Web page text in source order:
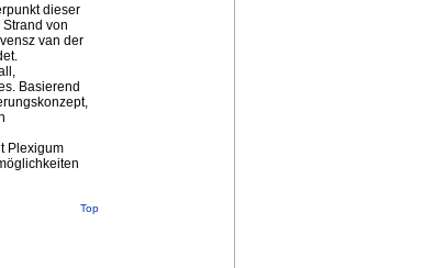
dieser
von
van der
Basierend
Plexigum
Top